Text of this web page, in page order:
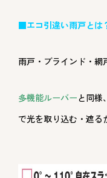
■エコ引違い雨戸とは
雨戸・ブラインド・網
多機能ルーバーと同様
で光を取り込む・遮る